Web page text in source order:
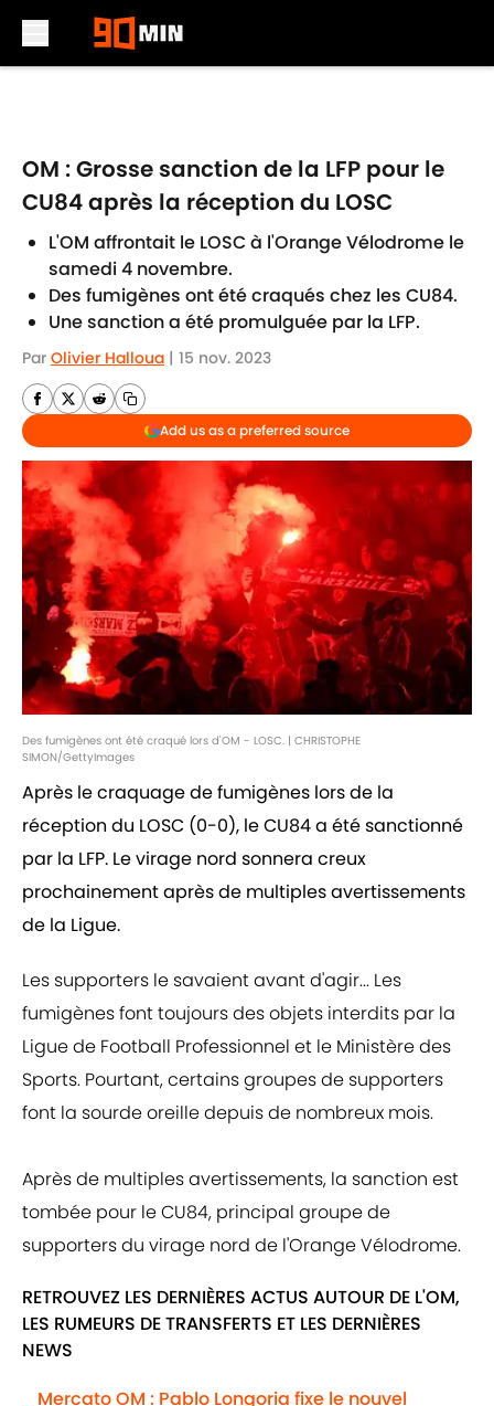
OM : Grosse sanction de la LFP pour le
CU84 après la réception du LOSC
L'OM affrontait le LOSC à l'Orange Vélodrome le
samedi 4 novembre.
Des fumigènes ont été craqués chez les CU84.
Une sanction a été promulguée par la LFP.
Par Olivier Halloua | 15 nov. 2023
Add us as a preferred source
Des fumigènes ont été craqué lors d'OM - LOSC. | CHRISTOPHE
SIMON/GettyImages
Après le craquage de fumigènes lors de la
réception du LOSC (0-0), le CU84 a été sanctionné
par la LFP. Le virage nord sonnera creux
prochainement après de multiples avertissements
de la Ligue.
Les supporters le savaient avant d'agir... Les
fumigènes font toujours des objets interdits par la
Ligue de Football Professionnel et le Ministère des
Sports. Pourtant, certains groupes de supporters
font la sourde oreille depuis de nombreux mois.
Après de multiples avertissements, la sanction est
tombée pour le CU84, principal groupe de
supporters du virage nord de l'Orange Vélodrome.
RETROUVEZ LES DERNIÈRES ACTUS AUTOUR DE L'OM,
LES RUMEURS DE TRANSFERTS ET LES DERNIÈRES
NEWS
Mercato OM : Pablo Longoria fixe le nouvel